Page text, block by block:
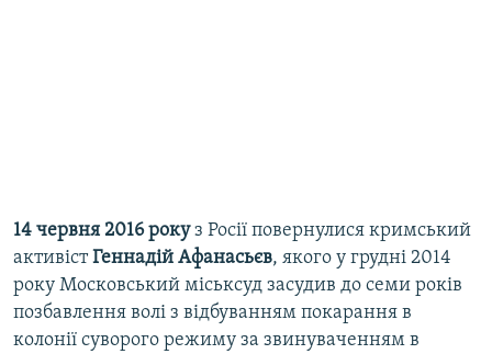
14 червня 2016 рокуз Росії повернулися кримський
активістГеннадій Афанасьєв, якого у грудні 2014
року Московський міськсуд засудив до семи років
позбавлення волі з відбуванням покарання в
колонії суворого режиму за звинуваченням в